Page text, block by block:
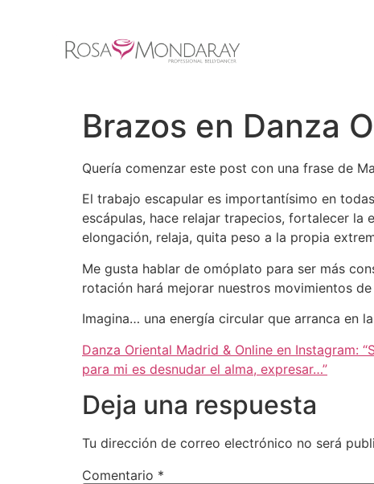
Brazos en Danza
Quería comenzar este post con una frase de
El trabajo escapular es importantísimo en
escápulas, hace relajar trapecios, fortalecer la
elongación, relaja, quita peso a la propia
Me gusta hablar de omóplato para ser más
rotación hará mejorar nuestros movimientos
Imagina… una energía circular que arranca en
Danza Oriental Madrid & Online en Instagram:
para mi es desnudar el alma, expresar…”
Deja una respuesta
Tu dirección de correo electrónico no será
Comentario *